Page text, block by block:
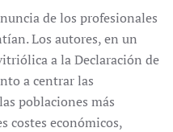
de los profesionales
Los autores, en un
a la Declaración de
a centrar las
poblaciones más
costes económicos,